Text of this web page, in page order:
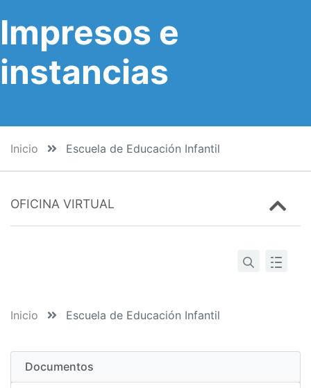
Impresos e
instancias
Inicio Escuela de Educación Infantil
OFICINA VIRTUAL
Inicio Escuela de Educación Infantil
Documentos